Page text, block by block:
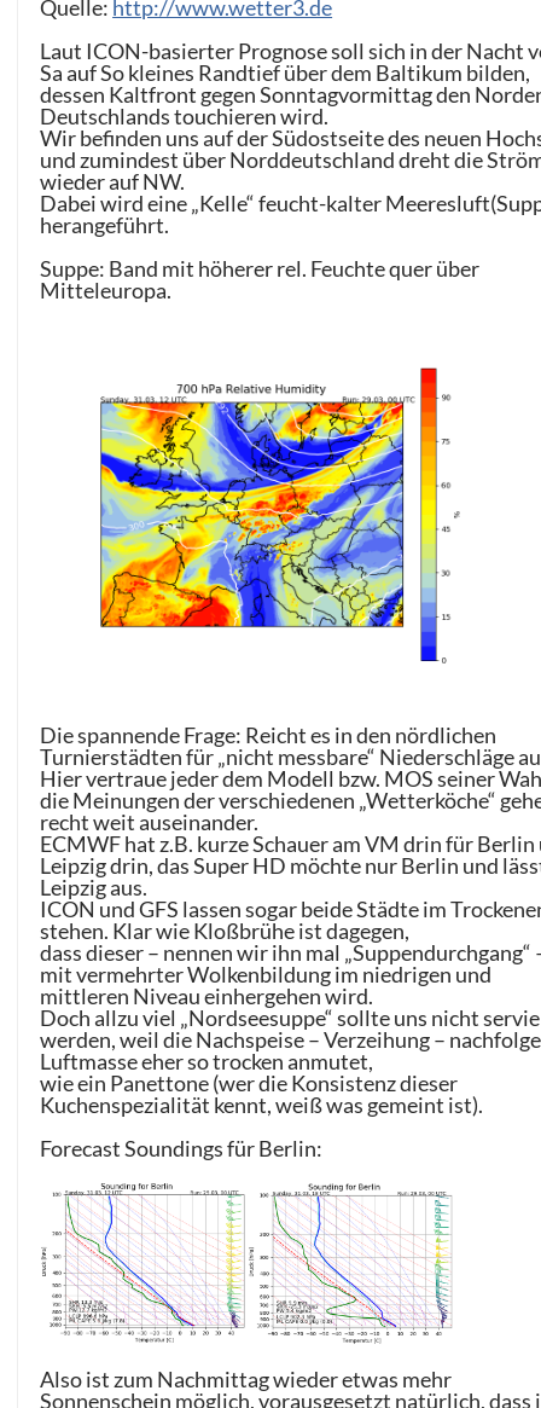
Quelle: http://www.wetter3.de
Laut ICON-basierter Prognose soll sich in der Nacht
Sa auf So kleines Randtief über dem Baltikum bilden,
dessen Kaltfront gegen Sonntagvormittag den
Deutschlands touchieren wird.
Wir befinden uns auf der Südostseite des neuen
und zumindest über Norddeutschland dreht die
wieder auf NW.
Dabei wird eine „Kelle“ feucht-kalter
herangeführt.
Suppe: Band mit höherer rel. Feuchte quer über
Mitteleuropa.
Die spannende Frage: Reicht es in den nördlichen
Turnierstädten für „nicht messbare“ Niederschläge
Hier vertraue jeder dem Modell bzw. MOS seiner
die Meinungen der verschiedenen „Wetterköche“
recht weit auseinander.
ECMWF hat z.B. kurze Schauer am VM drin für Berlin
Leipzig drin, das Super HD möchte nur Berlin und
Leipzig aus.
ICON und GFS lassen sogar beide Städte im
stehen. Klar wie Kloßbrühe ist dagegen,
dass dieser – nennen wir ihn mal „Suppendurchgang“
mit vermehrter Wolkenbildung im niedrigen und
mittleren Niveau einhergehen wird.
Doch allzu viel „Nordseesuppe“ sollte uns nicht
werden, weil die Nachspeise – Verzeihung –
Luftmasse eher so trocken anmutet,
wie ein Panettone (wer die Konsistenz dieser
Kuchenspezialität kennt, weiß was gemeint ist).
Forecast Soundings für Berlin:
Also ist zum Nachmittag wieder etwas mehr
Sonnenschein möglich, vorausgesetzt natürlich, dass